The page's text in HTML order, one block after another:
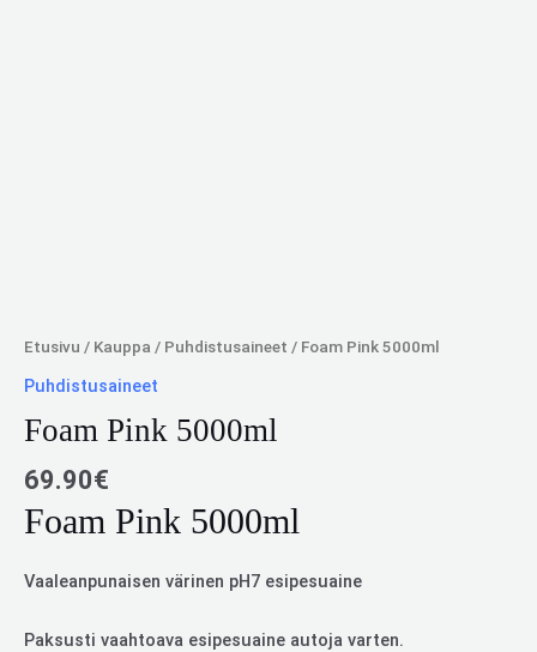
Etusivu / Kauppa / Puhdistusaineet / Foam Pink 5000ml
Puhdistusaineet
Foam Pink 5000ml
69.90€
Foam Pink 5000ml
Vaaleanpunaisen värinen pH7 esipesuaine
Paksusti vaahtoava esipesuaine autoja varten.